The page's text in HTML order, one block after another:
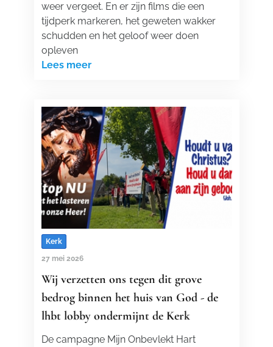
weer vergeet. En er zijn films die een
tijdperk markeren, het geweten wakker
schudden en het geloof weer doen
opleven
Lees meer
Kerk
27 mei 2026
Wij verzetten ons tegen dit grove
bedrog binnen het huis van God - de
lhbt lobby ondermijnt de Kerk
De campagne Mijn Onbevlekt Hart